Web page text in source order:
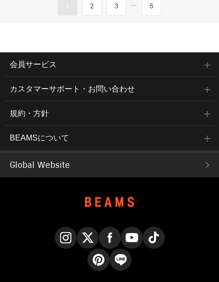
1 2 3 ... 5
会員サービス
カスタマーサポート・お問い合わせ
規約・方針
BEAMSについて
Global Website